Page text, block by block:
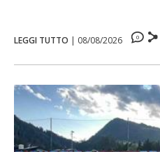
LEGGI TUTTO | 08/08/2026 0